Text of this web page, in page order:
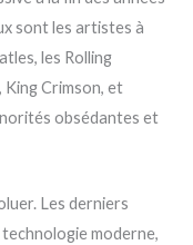
sont les artistes à
les Rolling
Crimson, et
obsédantes et
Les derniers
moderne,